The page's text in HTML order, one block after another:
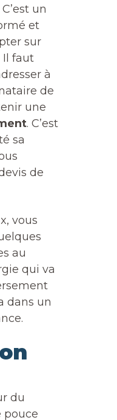
un
et
sur
Il faut
à
de
une
. C’est
sa
de
vous
au
qui va
dans un
du
pouce